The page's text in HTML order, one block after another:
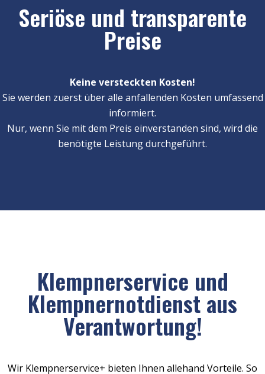
Seriöse und transparente
Preise
Keine versteckten Kosten!
Sie werden zuerst über alle anfallenden Kosten umfassend
informiert.
Nur, wenn Sie mit dem Preis einverstanden sind, wird die
benötigte Leistung durchgeführt.
Klempnerservice und
Klempnernotdienst aus
Verantwortung!
Wir Klempnerservice+ bieten Ihnen allehand Vorteile. So